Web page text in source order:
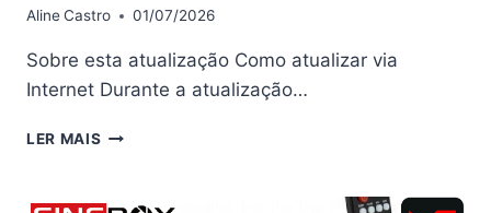
AlineCastro 01/07/2026
Sobre esta atualização Como atualizar via
Internet Durante a atualização…
LER MAIS CINEBOX
ATUALIZAÇÃO